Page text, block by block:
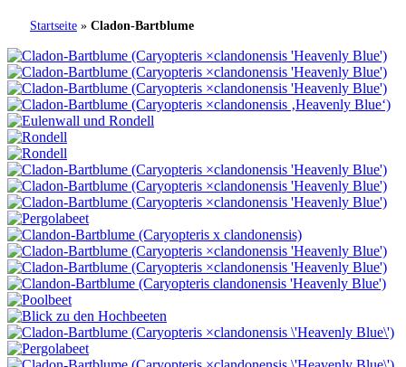
Startseite » Cladon-Bartblume